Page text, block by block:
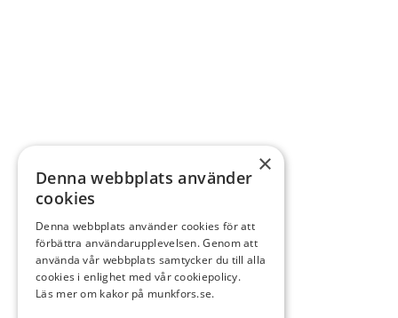
×
Denna webbplats använder
cookies
Denna webbplats använder cookies för att
förbättra användarupplevelsen. Genom att
använda vår webbplats samtycker du till alla
cookies i enlighet med vår cookiepolicy.
Läs mer om kakor på munkfors.se.